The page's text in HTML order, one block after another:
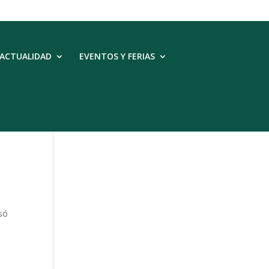
ACTUALIDAD EVENTOS Y FERIAS